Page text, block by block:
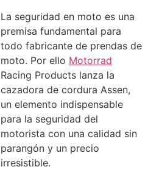
La seguridad en moto es una
premisa fundamental para
todo fabricante de prendas de
moto. Por ello Motorrad
Racing Products lanza la
cazadora de cordura Assen,
un elemento indispensable
para la seguridad del
motorista con una calidad sin
parangón y un precio
irresistible.